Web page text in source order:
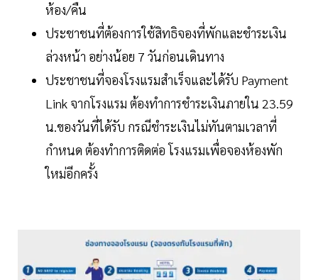
ห้อง/คืน
ประชาชนที่ต้องการใช้สิทธิจองที่พักและชำระเงิน
ล่วงหน้า อย่างน้อย 7 วันก่อนเดินทาง
ประชาชนที่จองโรงแรมสำเร็จและได้รับ Payment
Link จากโรงแรม ต้องทำการชำระเงินภายใน 23.59
น.ของวันที่ได้รับ กรณีชำระเงินไม่ทันตามเวลาที่
กำหนด ต้องทำการติดต่อ โรงแรมเพื่อจองห้องพัก
ใหม่อีกครั้ง